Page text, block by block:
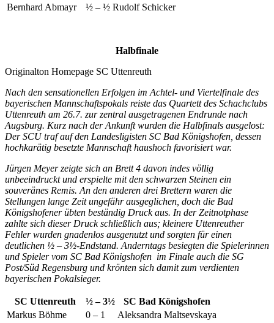
Bernhard Abmayr
½ – ½ Rudolf Schicker
Halbfinale
Originalton Homepage SC Uttenreuth
Nach den sensationellen Erfolgen im Achtel- und Viertelfinale des
bayerischen Mannschaftspokals reiste das Quartett des Schachclubs
Uttenreuth am 26.7. zur zentral ausgetragenen Endrunde nach
Augsburg. Kurz nach der Ankunft wurden die Halbfinals ausgelost:
Der SCU traf auf den Landesligisten SC Bad Königshofen, dessen
hochkarätig besetzte Mannschaft haushoch favorisiert war.
Jürgen Meyer zeigte sich an Brett 4 davon indes völlig
unbeeindruckt und erspielte mit den schwarzen Steinen ein
souveränes Remis. An den anderen drei Brettern waren die
Stellungen lange Zeit ungefähr ausgeglichen, doch die Bad
Königshofener übten beständig Druck aus. In der Zeitnotphase
zahlte sich dieser Druck schließlich aus; kleinere Uttenreuther
Fehler wurden gnadenlos ausgenutzt und sorgten für einen
deutlichen ½ – 3½-Endstand. Anderntags besiegten die Spielerinnen
und Spieler vom SC Bad Königshofen im Finale auch die SG
Post/Süd Regensburg und krönten sich damit zum verdienten
bayerischen Pokalsieger.
SC Uttenreuth ½ – 3½
SC Bad Königshofen
Markus Böhme
0 – 1 Aleksandra Maltsevskaya